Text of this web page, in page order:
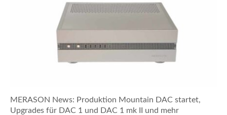
MERASON News: Produktion Mountain DAC startet,
Upgrades für DAC 1 und DAC 1 mk II und mehr